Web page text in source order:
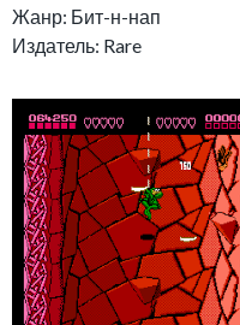
Жанр: Бит-н-нап
Издатель: Rare